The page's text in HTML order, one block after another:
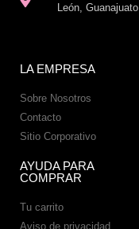
León, Guanajuato
LA EMPRESA
Sobre Nosotros
Contacto
Sitio Corporativo
AYUDA PARA
COMPRAR
Tu carrito
Aviso de privacidad